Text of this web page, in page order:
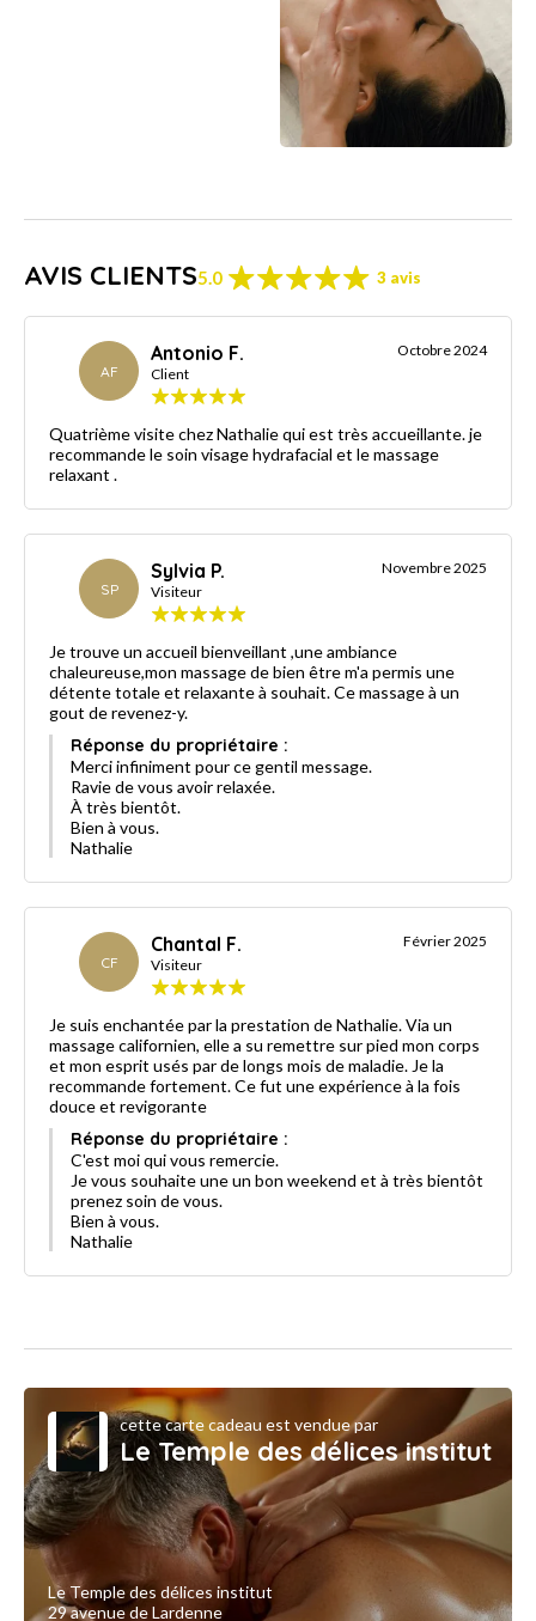
AVIS CLIENTS5.0 3 avis
AF
Antonio F.
Client
Octobre 2024
Quatrième visite chez Nathalie qui est très accueillante. je
recommande le soin visage hydrafacial et le massage
relaxant .
SP
Sylvia P.
Visiteur
Novembre 2025
Je trouve un accueil bienveillant ,une ambiance
chaleureuse,mon massage de bien être m'a permis une
détente totale et relaxante à souhait. Ce massage à un
gout de revenez-y.
Réponse du propriétaire :
Merci infiniment pour ce gentil message.
Ravie de vous avoir relaxée.
À très bientôt.
Bien à vous.
Nathalie
CF
Chantal F.
Visiteur
Février 2025
Je suis enchantée par la prestation de Nathalie. Via un
massage californien, elle a su remettre sur pied mon corps
et mon esprit usés par de longs mois de maladie. Je la
recommande fortement. Ce fut une expérience à la fois
douce et revigorante
Réponse du propriétaire :
C'est moi qui vous remercie.
Je vous souhaite une un bon weekend et à très bientôt
prenez soin de vous.
Bien à vous.
Nathalie
cette carte cadeau est vendue par
Le Temple des délices institut
Le Temple des délices institut
29 avenue de Lardenne